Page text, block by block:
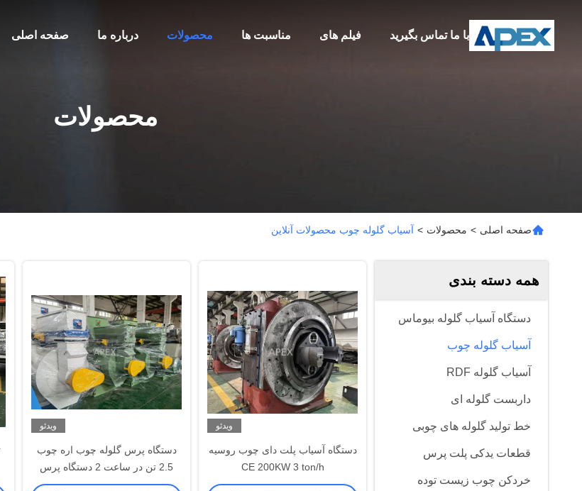
صفحه اصلی درباره ما محصولات مناسبت ها فیلم های با ما تماس بگیرید
محصولات
صفحه اصلی > محصولات > آسیاب گلوله چوب محصولات آنلاین
همه دسته بندی
دستگاه آسیاب گلوله بیوماس
آسیاب گلوله چوب
آسیاب گلوله RDF
داربست گلوله ای
خط تولید گلوله های چوبی
قطعات یدکی پلت پرس
خردکن چوب زیست توده
ویدئو
دستگاه آسیاب پلت دای چوب روسیه
CE 200KW 3 ton/h
ویدئو
دستگاه پرس گلوله چوب اره چوب
2.5 تن در ساعت 2 دستگاه پرس
پلت غلتکی